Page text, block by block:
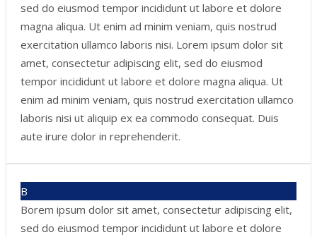
sed do eiusmod tempor incididunt ut labore et dolore
magna aliqua. Ut enim ad minim veniam, quis nostrud
exercitation ullamco laboris nisi. Lorem ipsum dolor sit
amet, consectetur adipiscing elit, sed do eiusmod
tempor incididunt ut labore et dolore magna aliqua. Ut
enim ad minim veniam, quis nostrud exercitation ullamco
laboris nisi ut aliquip ex ea commodo consequat. Duis
aute irure dolor in reprehenderit.
B
Borem ipsum dolor sit amet, consectetur adipiscing elit,
sed do eiusmod tempor incididunt ut labore et dolore